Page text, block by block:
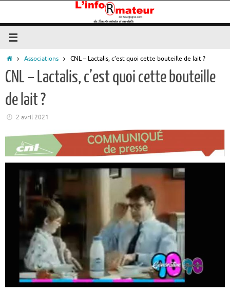
contenu
Accueil
Associations CNL – Lactalis, c’est quoi cette bouteille de lait ?
CNL – Lactalis, c’est quoi cette bouteille
de lait ?
2 avril 2021